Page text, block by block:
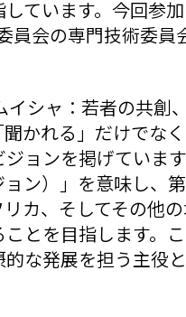
ています。今回参
員会の専門技術委員
シャ：若者の共創
かれる」だけでな
ョンを掲げていま
ン）」を意味し、
カ、そしてその他
とを目指します。
な発展を担う主役